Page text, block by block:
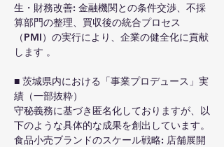
生・財務改善: 金融機関との条件交渉、不採
算部門の整理、買収後の統合プロセス
（PMI）の実行により、企業の健全化に貢献
します 。
■ 茨城県内における「事業プロデュース」実
績（一部抜粋）
守秘義務に基づき匿名化しておりますが、以
下のような具体的な成果を創出しています。
食品小売ブランドのスケール戦略: 店舗展開